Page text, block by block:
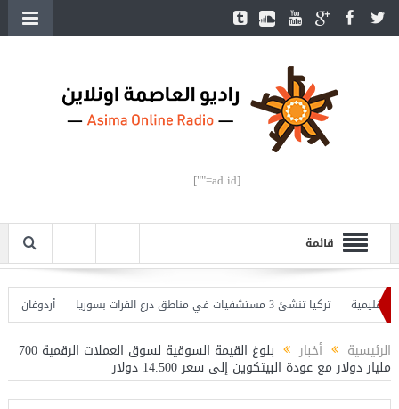
[ad id=""]
قائمة
تركيا تنشئ 3 مستشفيات في مناطق درع الفرات بسوريا
أردوغان يفتتح
الرئيسية أخبار بلوغ القيمة السوقية لسوق العملات الرقمية 700
مليار دولار مع عودة البيتكوين إلى سعر 14.500 دولار